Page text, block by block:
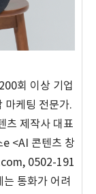
회 이상 기업
마케팅 전문가.
츠 제작사 대표
e <AI 콘텐츠 창
0502-191
통화가 어려